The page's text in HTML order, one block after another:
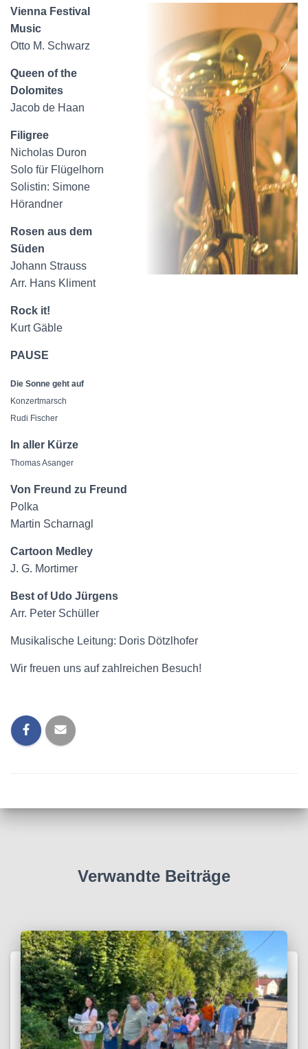
Vienna Festival
Music
Otto M. Schwarz
Queen of the
Dolomites
Jacob de Haan
Filigree
Nicholas Duron
Solo für Flügelhorn
Solistin: Simone
Hörandner
Rosen aus dem
Süden
Johann Strauss
Arr. Hans Kliment
Rock it!
Kurt Gäble
PAUSE
Die Sonne geht auf
Konzertmarsch
Rudi Fischer
In aller Kürze
Thomas Asanger
Von Freund zu Freund
Polka
Martin Scharnagl
Cartoon Medley
J. G. Mortimer
Best of Udo Jürgens
Arr. Peter Schüller
Musikalische Leitung: Doris Dötzlhofer
Wir freuen uns auf zahlreichen Besuch!
Verwandte Beiträge